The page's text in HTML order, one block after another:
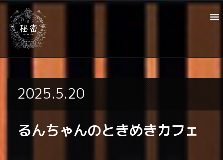
2025.5.20
るんちゃんのときめきカフェ